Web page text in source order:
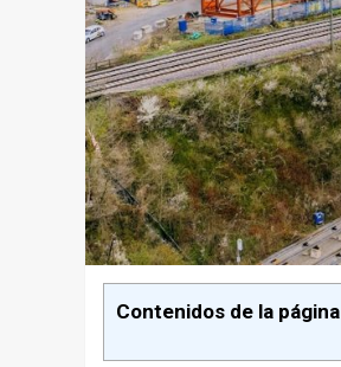
Contenidos de la página